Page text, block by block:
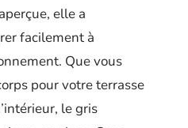
elle a
facilement à
Que vous
pour votre terrasse
le gris